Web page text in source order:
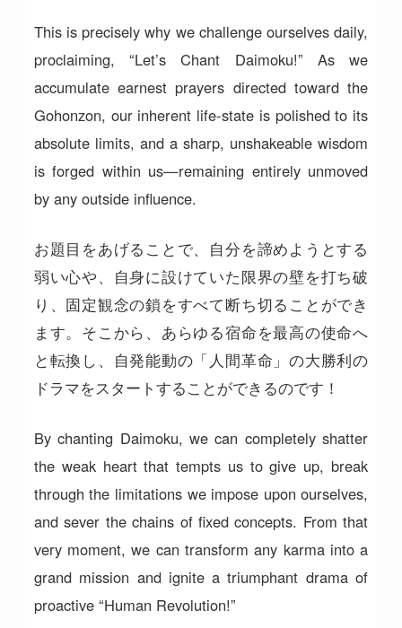
This is precisely why we challenge ourselves daily,
proclaiming, “Let’s Chant Daimoku!” As we
accumulate earnest prayers directed toward the
Gohonzon, our inherent life-state is polished to its
absolute limits, and a sharp, unshakeable wisdom
is forged within us—remaining entirely unmoved
by any outside influence.
お題目をあげることで、自分を諦めようとする
弱い心や、自身に設けていた限界の壁を打ち破
り、固定観念の鎖をすべて断ち切ることができ
ます。そこから、あらゆる宿命を最高の使命へ
と転換し、自発能動の「人間革命」の大勝利の
ドラマをスタートすることができるのです！
By chanting Daimoku, we can completely shatter
the weak heart that tempts us to give up, break
through the limitations we impose upon ourselves,
and sever the chains of fixed concepts. From that
very moment, we can transform any karma into a
grand mission and ignite a triumphant drama of
proactive “Human Revolution!”